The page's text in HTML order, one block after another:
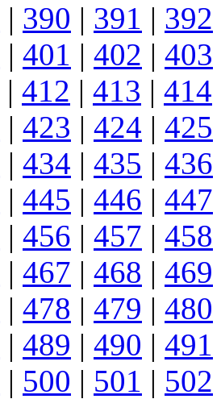
| 390 | 391 | 392
| 401 | 402 | 403
| 412 | 413 | 414
| 423 | 424 | 425
| 434 | 435 | 436
| 445 | 446 | 447
| 456 | 457 | 458
| 467 | 468 | 469
| 478 | 479 | 480
| 489 | 490 | 491
| 500 | 501 | 502